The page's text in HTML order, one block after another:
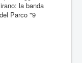
la banda
Parco "9